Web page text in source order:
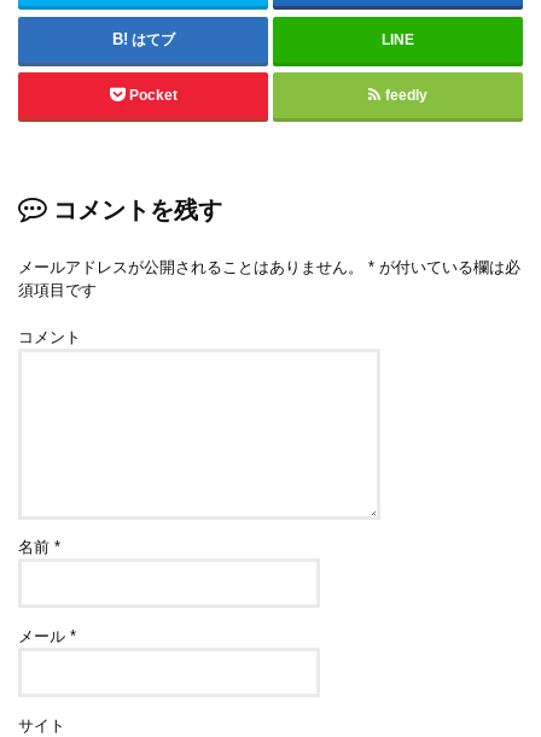
はてブ LINE
Pocket feedly
コメントを残す
メールアドレスが公開されることはありません。 * が付いている欄は必
須項目です
コメント
名前*
メール*
サイト